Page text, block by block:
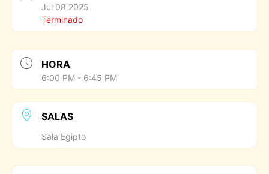
Jul 08 2025
Terminado
HORA
6:00 PM - 6:45 PM
SALAS
Sala Egipto